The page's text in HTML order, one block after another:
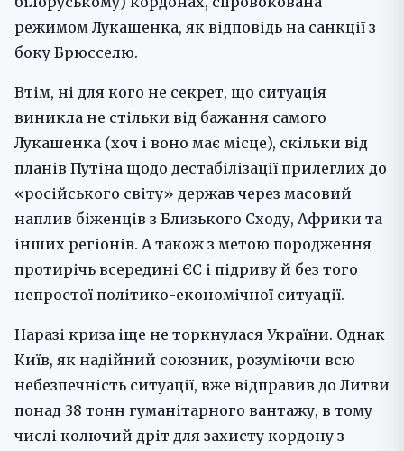
режимом Лукашенка, як відповідь на санкції з
боку Брюсселю.
Втім, ні для кого не секрет, що ситуація
виникла не стільки від бажання самого
Лукашенка (хоч і воно має місце), скільки від
планів Путіна щодо дестабілізації прилеглих до
«російського світу» держав через масовий
наплив біженців з Близького Сходу, Африки та
інших регіонів. А також з метою породження
протирічь всередині ЄС і підриву й без того
непростої політико-економічної ситуації.
Наразі криза іще не торкнулася України. Однак
Київ, як надійний союзник, розуміючи всю
небезпечність ситуації, вже відправив до Литви
понад 38 тонн гуманітарного вантажу, в тому
числі колючий дріт для захисту кордону з